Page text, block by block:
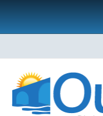
Ir
al
contenido